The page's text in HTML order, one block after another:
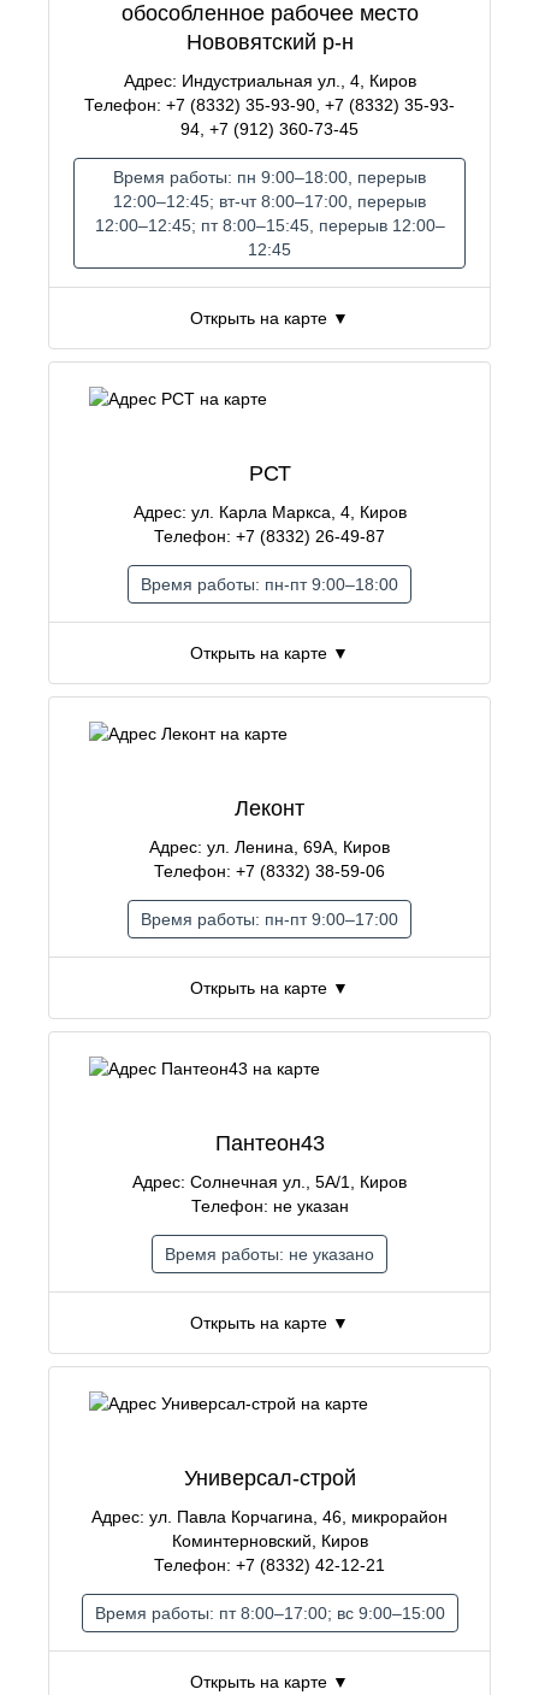
Открыть на карте ▼
обособленное рабочее место
Нововятский р-н
Адрес: Индустриальная ул., 4, Киров
Телефон: +7 (8332) 35-93-90, +7 (8332) 35-93-
94, +7 (912) 360-73-45
Время работы: пн 9:00–18:00, перерыв
12:00–12:45; вт-чт 8:00–17:00, перерыв
12:00–12:45; пт 8:00–15:45, перерыв 12:00–
12:45
Открыть на карте ▼
РСТ
Адрес: ул. Карла Маркса, 4, Киров
Телефон: +7 (8332) 26-49-87
Время работы: пн-пт 9:00–18:00
Открыть на карте ▼
Леконт
Адрес: ул. Ленина, 69А, Киров
Телефон: +7 (8332) 38-59-06
Время работы: пн-пт 9:00–17:00
Открыть на карте ▼
Пантеон43
Адрес: Солнечная ул., 5А/1, Киров
Телефон: не указан
Время работы: не указано
Открыть на карте ▼
Универсал-строй
Адрес: ул. Павла Корчагина, 46, микрорайон
Коминтерновский, Киров
Телефон: +7 (8332) 42-12-21
Время работы: пт 8:00–17:00; вс 9:00–15:00